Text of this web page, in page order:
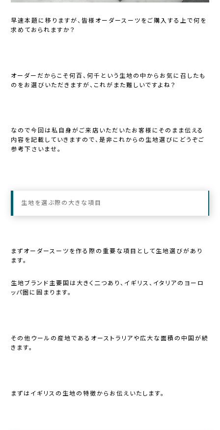
早速本題に移りますが、皆様オーダースーツをご購入する上で何を
求めておられますか？
オーダーだからこそ何百、何千という生地の中からお気に召したも
のをお選びいただきますが、これがまた難しいですよね？
なので今回は私自身がご来店いただいたお客様にそのまま伝える
内容を記載していきますので、是非これからの生地選びにどうぞご
参考下さいませ。
生地を選ぶ際の大きな項目
まずオーダースーツを作る際の重要な項目として生地選びがあり
ます。
生地ブランド主要国は大きく二つあり、イギリス、イタリアのヨーロ
ッパ圏に固まります。
その他ウールの産地であるオーストラリアや広大な面積の中国が続
きます。
まずはイギリスの生地の特徴からお伝えいたします。